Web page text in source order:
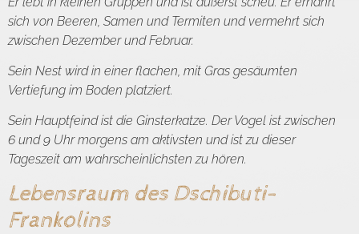
sich von Beeren, Samen und Termiten und vermehrt sich
zwischen Dezember und Februar.
Sein Nest wird in einer flachen, mit Gras gesäumten
Vertiefung im Boden platziert.
Sein Hauptfeind ist die Ginsterkatze. Der Vogel ist zwischen
6 und 9 Uhr morgens am aktivsten und ist zu dieser
Tageszeit am wahrscheinlichsten zu hören.
Lebensraum des Dschibuti-
Frankolins